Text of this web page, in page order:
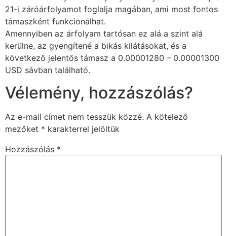
21-i záróárfolyamot foglalja magában, ami most fontos
támaszként funkcionálhat.
Amennyiben az árfolyam tartósan ez alá a szint alá
kerülne, az gyengítené a bikás kilátásokat, és a
következő jelentős támasz a 0.00001280 – 0.00001300
USD sávban található.
Vélemény, hozzászólás?
Az e-mail címet nem tesszük közzé. A kötelező
mezőket * karakterrel jelöltük
Hozzászólás *